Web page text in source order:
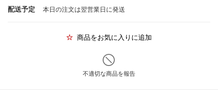
配送予定 本日の注文は翌営業日に発送
商品をお気に入りに追加
不適切な商品を報告